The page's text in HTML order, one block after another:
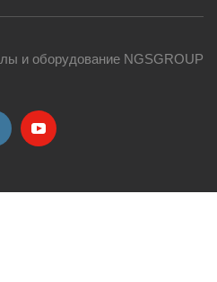
и оборудование NGSGROUP